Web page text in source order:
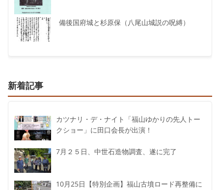
備後国府城と杉原保（八尾山城説の呪縛）
新着記事
カツナリ・デ・ナイト「福山ゆかりの先人トー
クショー」に田口会長が出演！
7月２５日、中世石造物調査、遂に完了
10月25日【特別企画】福山古墳ロード再整備に